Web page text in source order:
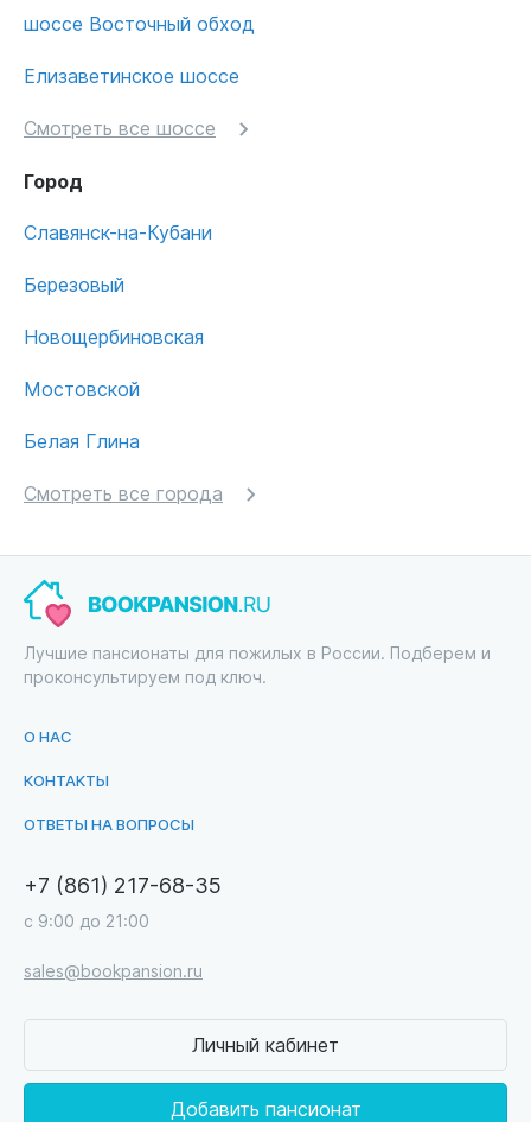
шоссе Восточный обход
Елизаветинское шоссе
Смотреть все шоссе
Город
Славянск-на-Кубани
Березовый
Новощербиновская
Мостовской
Белая Глина
Смотреть все города
Лучшие пансионаты для пожилых в России. Подберем и
проконсультируем под ключ.
О НАС
КОНТАКТЫ
ОТВЕТЫ НА ВОПРОСЫ
+7 (861) 217-68-35
с 9:00 до 21:00
sales@bookpansion.ru
Личный кабинет
Добавить пансионат